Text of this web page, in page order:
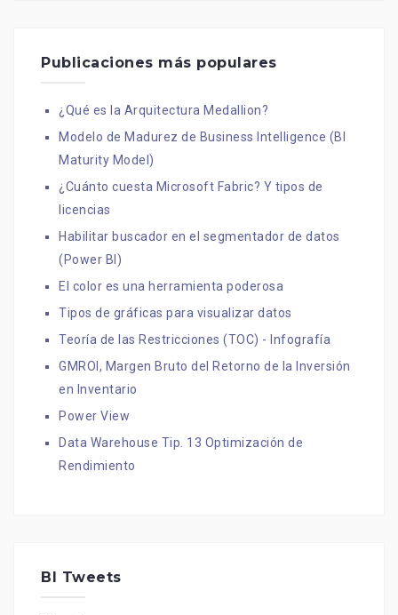
Publicaciones más populares
¿Qué es la Arquitectura Medallion?
Modelo de Madurez de Business Intelligence (BI
Maturity Model)
¿Cuánto cuesta Microsoft Fabric? Y tipos de
licencias
Habilitar buscador en el segmentador de datos
(Power BI)
El color es una herramienta poderosa
Tipos de gráficas para visualizar datos
Teoría de las Restricciones (TOC) - Infografía
GMROI, Margen Bruto del Retorno de la Inversión
en Inventario
Power View
Data Warehouse Tip. 13 Optimización de
Rendimiento
BI Tweets